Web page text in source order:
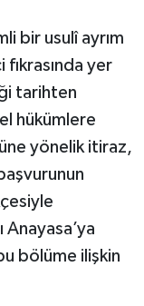
bir usulî ayrım
yer
tarihten
hükümlere
yönelik itiraz,
Anayasa’ya
bölüme ilişkin